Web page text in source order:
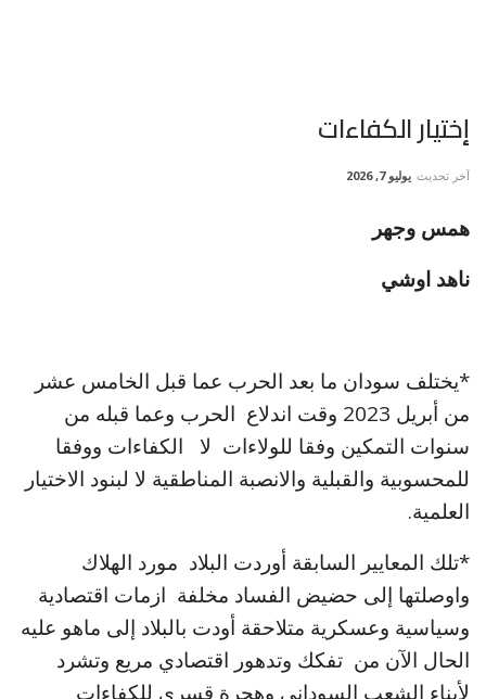
إختيار الكفاءات
آخر تحديث يوليو 7, 2026
همس وجهر
ناهد اوشي
*يختلف سودان ما بعد الحرب عما قبل الخامس عشر
من أبريل 2023 وقت اندلاع الحرب وعما قبله من
سنوات التمكين وفقا للولاءات لا الكفاءات ووفقا
للمحسوبية والقبلية والانصبة المناطقية لا لبنود الاختيار
العلمية.
*تلك المعايير السابقة أوردت البلاد مورد الهلاك
واوصلتها إلى حضيض الفساد مخلفة ازمات اقتصادية
وسياسية وعسكرية متلاحقة أودت بالبلاد إلى ماهو عليه
الحال الآن من تفكك وتدهور اقتصادي مريع وتشرد
لأبناء الشعب السوداني وهجرة قسري للكفاءات